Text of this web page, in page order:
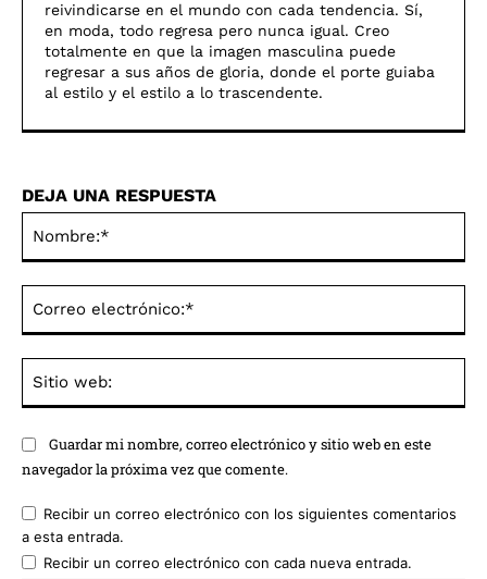
reivindicarse en el mundo con cada tendencia. Sí,
en moda, todo regresa pero nunca igual. Creo
totalmente en que la imagen masculina puede
regresar a sus años de gloria, donde el porte guiaba
al estilo y el estilo a lo trascendente.
DEJA UNA RESPUESTA
Guardar mi nombre, correo electrónico y sitio web en este
navegador la próxima vez que comente.
Recibir un correo electrónico con los siguientes comentarios
a esta entrada.
Recibir un correo electrónico con cada nueva entrada.